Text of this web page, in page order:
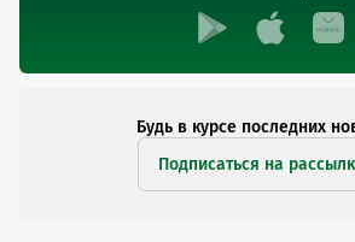
Будь в курсе последних
Подписаться на